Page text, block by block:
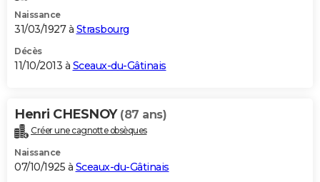
Naissance
31/03/1927 à Strasbourg
Décès
11/10/2013 à Sceaux-du-Gâtinais
Henri CHESNOY (87 ans)
Créer une cagnotte obsèques
Naissance
07/10/1925 à Sceaux-du-Gâtinais